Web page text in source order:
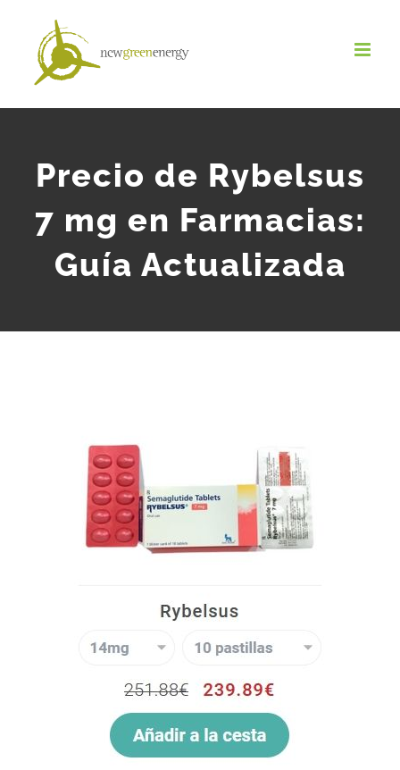
contenuto
Precio de Rybelsus
7 mg en Farmacias:
Guía Actualizada